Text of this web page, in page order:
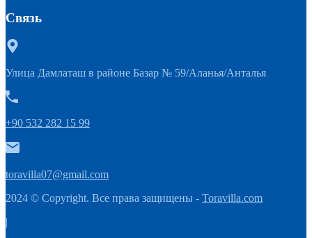
Связь
Улица Дамлаташ в районе Базар № 59/Аланья/Анталья
+90 532 282 15 99
toravilla07@gmail.com
2024 © Copyright. Все права защищены - Toravilla.com
|